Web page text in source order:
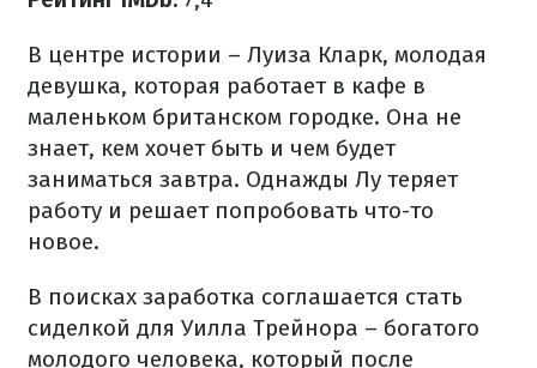
В центре истории – Луиза Кларк, молодая
девушка, которая работает в кафе в
маленьком британском городке. Она не
знает, кем хочет быть и чем будет
заниматься завтра. Однажды Лу теряет
работу и решает попробовать что-то
новое.
В поисках заработка соглашается стать
сиделкой для Уилла Трейнора – богатого
молодого человека, который после